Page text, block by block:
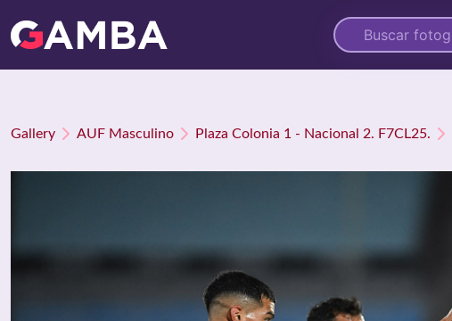
Gallery AUF Masculino Plaza Colonia 1 - Nacional 2. F7CL25.